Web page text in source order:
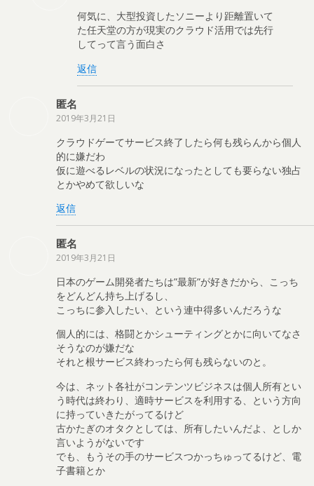
何気に、大型投資したソニーより距離置いて
た任天堂の方が現実のクラウド活用では先行
してって言う面白さ
返信
匿名
2019年3月21日
クラウドゲーてサービス終了したら何も残らんから個人
的に嫌だわ
仮に遊べるレベルの状況になったとしても要らない独占
とかやめて欲しいな
返信
匿名
2019年3月21日
日本のゲーム開発者たちは”最新”が好きだから、こっち
をどんどん持ち上げるし、
こっちに参入したい、という連中得多いんだろうな
個人的には、格闘とかシューティングとかに向いてなさ
そうなのが嫌だな
それと根サービス終わったら何も残らないのと。
今は、ネット各社がコンテンツビジネスは個人所有とい
う時代は終わり、適時サービスを利用する、という方向
に持っていきたがってるけど
古かたぎのオタクとしては、所有したいんだよ、としか
言いようがないです
でも、もうその手のサービスつかっちゅってるけど、電
子書籍とか